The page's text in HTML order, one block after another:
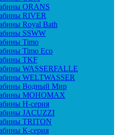
ORANS
RIVER
Royal Bath
SSWW
Timo
Timo Eco
TKF
WASSERFALLE
WELTWASSER
Водный Мир
МОНОМАХ
H-серия
JACUZZI
TRITON
К-серия